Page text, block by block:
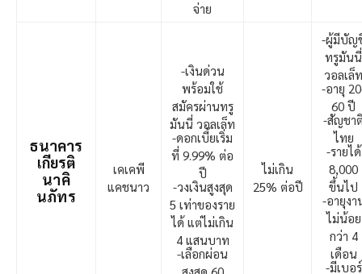
จ่าย
ธนาคาร
เกียรติ
นาคิ
นภัทร
เคเคพี
แคชนาว
-เงินด่วน
พร้อมใช้
สมัครผ่านทรู
มันนี่ วอลเล็ท
-ดอกเบี้ยเริ่ม
ที่ 9.99% ต่อ
ปี
-วงเงินสูงสุด
5 เท่าของราย
ได้ แต่ไม่เกิน
4 แสนบาท
-เลือกผ่อน
ไม่เกิน
25% ต่อปี
-ผู้มีบัญ
ทรูมันนี่
วอลเล็ท
-อายุ
60 ปี
-สัญชา
ไทย
-รายได้
8,000
ขึ้นไป
-อายุงา
ไม่น้อย
กว่า 4
เดือน
-มีเบอร์